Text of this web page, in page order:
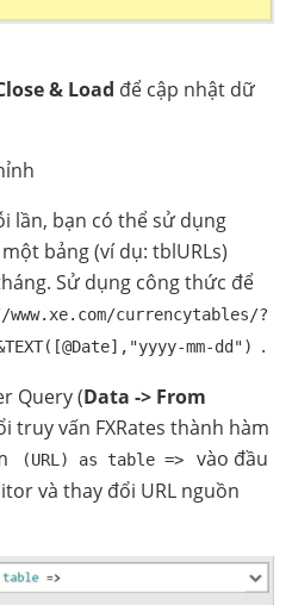
& Load để cập nhật dữ
lần, bạn có thể sử dụng
bảng (ví dụ: tblURLs)
Sử dụng công thức để
currencytables/?
mm-dd")
.
Query (Data -> From
truy vấn FXRates thành hàm
(URL) as table =>
vào đầu
và thay đổi URL nguồn